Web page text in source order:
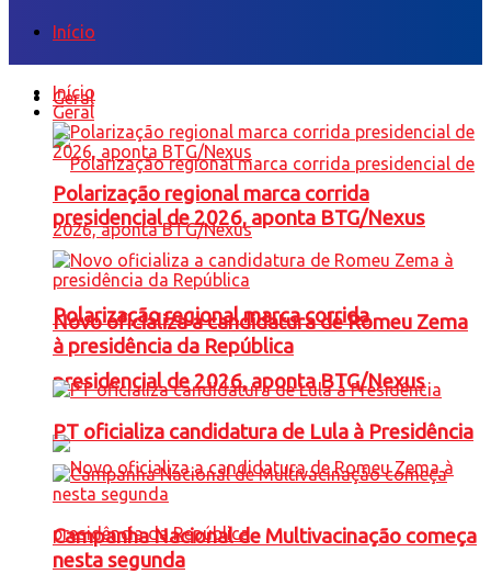
Início
Geral
Polarização regional marca corrida
presidencial de 2026, aponta BTG/Nexus
Início
Geral
Polarização regional marca corrida
presidencial de 2026, aponta BTG/Nexus
Novo oficializa a candidatura de Romeu Zema
à presidência da República
PT oficializa candidatura de Lula à Presidência
Campanha Nacional de Multivacinação começa
nesta segunda